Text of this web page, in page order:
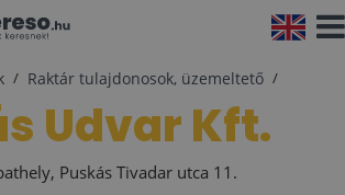
Raktár tulajdonosok, üzemeltető
Udvar Kft.
Puskás Tivadar utca 11.